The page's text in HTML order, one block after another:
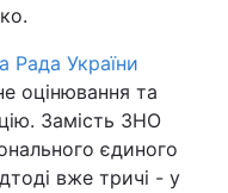
Рада України
оцінювання та
Замість ЗНО
єдиного
вже тричі - у